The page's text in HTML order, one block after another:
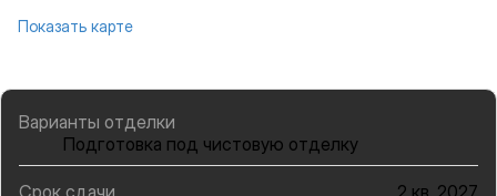
Показать карте
Варианты отделки
Подготовка под чистовую отделку
Срок сдачи 2 кв. 2027